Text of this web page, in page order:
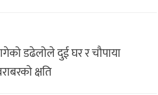
डढेलोले दुई घर र चौपाया
क्षति